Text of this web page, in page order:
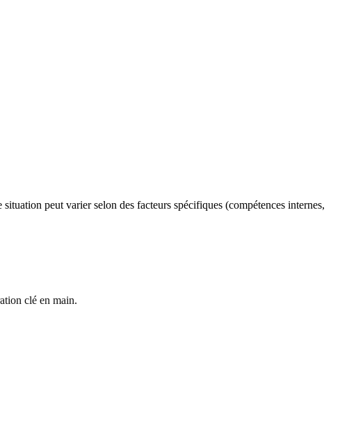
situation peut varier selon des facteurs spécifiques (compétences internes,
clé en main.